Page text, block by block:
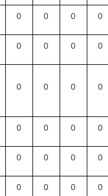
0 0 0 0
0 0 0 0
0 0 0 0
0 0 0 0
0 0 0 0
0 0 0 0